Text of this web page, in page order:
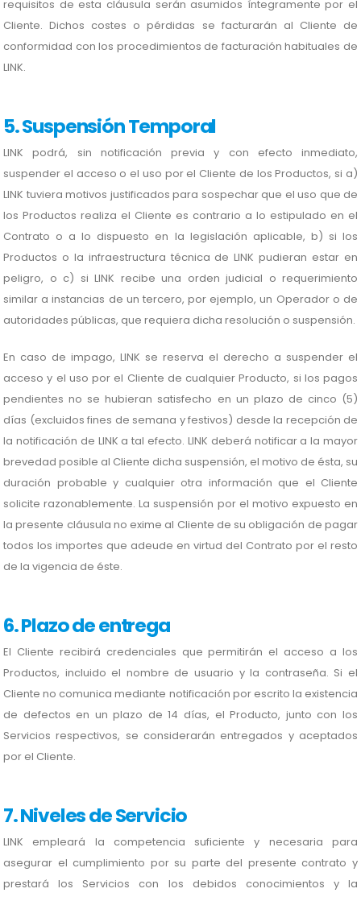
requisitos de esta cláusula serán asumidos íntegramente por el
Cliente. Dichos costes o pérdidas se facturarán al Cliente de
conformidad con los procedimientos de facturación habituales de
LINK.
5. Suspensión Temporal
LINK podrá, sin notificación previa y con efecto inmediato,
suspender el acceso o el uso por el Cliente de los Productos, si a)
LINK tuviera motivos justificados para sospechar que el uso que de
los Productos realiza el Cliente es contrario a lo estipulado en el
Contrato o a lo dispuesto en la legislación aplicable, b) si los
Productos o la infraestructura técnica de LINK pudieran estar en
peligro, o c) si LINK recibe una orden judicial o requerimiento
similar a instancias de un tercero, por ejemplo, un Operador o de
autoridades públicas, que requiera dicha resolución o suspensión.
En caso de impago, LINK se reserva el derecho a suspender el
acceso y el uso por el Cliente de cualquier Producto, si los pagos
pendientes no se hubieran satisfecho en un plazo de cinco (5)
días (excluidos fines de semana y festivos) desde la recepción de
la notificación de LINK a tal efecto. LINK deberá notificar a la mayor
brevedad posible al Cliente dicha suspensión, el motivo de ésta, su
duración probable y cualquier otra información que el Cliente
solicite razonablemente. La suspensión por el motivo expuesto en
la presente cláusula no exime al Cliente de su obligación de pagar
todos los importes que adeude en virtud del Contrato por el resto
de la vigencia de éste.
6. Plazo de entrega
El Cliente recibirá credenciales que permitirán el acceso a los
Productos, incluido el nombre de usuario y la contraseña. Si el
Cliente no comunica mediante notificación por escrito la existencia
de defectos en un plazo de 14 días, el Producto, junto con los
Servicios respectivos, se considerarán entregados y aceptados
por el Cliente.
7. Niveles de Servicio
LINK empleará la competencia suficiente y necesaria para
asegurar el cumplimiento por su parte del presente contrato y
prestará los Servicios con los debidos conocimientos y la